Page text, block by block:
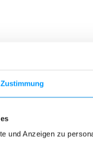
Zustimmung
und Anzeigen zu